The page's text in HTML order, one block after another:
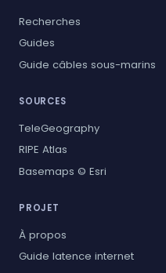
Recherches
Guides
Guide câbles sous-marins
SOURCES
TeleGeography
RIPE Atlas
Basemaps © Esri
PROJET
À propos
Guide latence internet